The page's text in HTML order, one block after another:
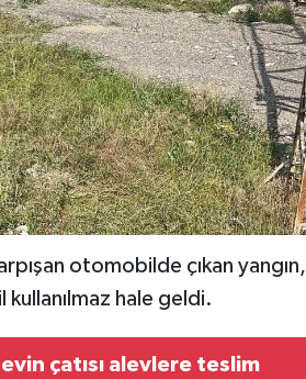
otomobilde çıkan yangın,
hale geldi.
çatısı alevlere teslim